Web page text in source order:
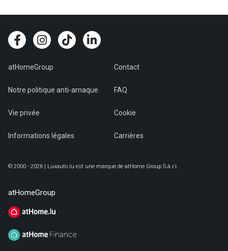
atHomeGroup Contact
Notre politique anti-arnaque FAQ
Vie privée Cookie
Informations légales Carrières
© 2000 - 2026 | Luxauto.lu est une marque de atHome Group S.à.r.l..
atHomeGroup